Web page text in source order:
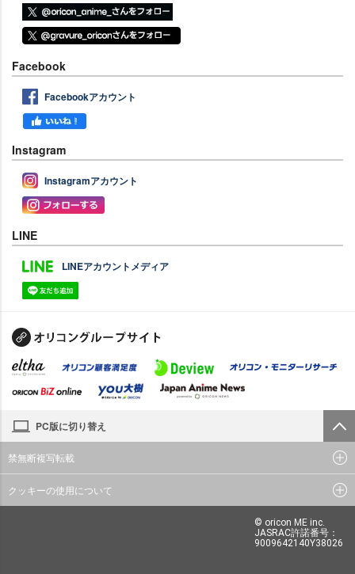
Facebook
Facebookアカウント
Instagram
Instagramアカウント
LINE
LINEアカウントメディア
PC版に切り替え
禁無断複写転載
クッキーの使用について
© oricon ME inc.
JASRAC許諾番号：
9009642140Y38026